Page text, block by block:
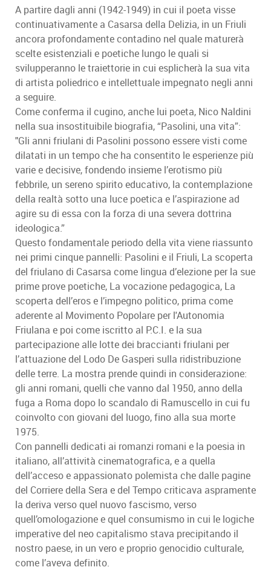
A partire dagli anni (1942-1949) in cui il poeta visse
continuativamente a Casarsa della Delizia, in un Friuli
ancora profondamente contadino nel quale maturerà
scelte esistenziali e poetiche lungo le quali si
svilupperanno le traiettorie in cui esplicherà la sua vita
di artista poliedrico e intellettuale impegnato negli anni
a seguire.
Come conferma il cugino, anche lui poeta, Nico Naldini
nella sua insostituibile biografia, “Pasolini, una vita”:
"Gli anni friulani di Pasolini possono essere visti come
dilatati in un tempo che ha consentito le esperienze più
varie e decisive, fondendo insieme l’erotismo più
febbrile, un sereno spirito educativo, la contemplazione
della realtà sotto una luce poetica e l’aspirazione ad
agire su di essa con la forza di una severa dottrina
ideologica.”
Questo fondamentale periodo della vita viene riassunto
nei primi cinque pannelli: Pasolini e il Friuli, La scoperta
del friulano di Casarsa come lingua d’elezione per la sue
prime prove poetiche, La vocazione pedagogica, La
scoperta dell’eros e l’impegno politico, prima come
aderente al Movimento Popolare per l'Autonomia
Friulana e poi come iscritto al P.C.I. e la sua
partecipazione alle lotte dei braccianti friulani per
l’attuazione del Lodo De Gasperi sulla ridistribuzione
delle terre. La mostra prende quindi in considerazione:
gli anni romani, quelli che vanno dal 1950, anno della
fuga a Roma dopo lo scandalo di Ramuscello in cui fu
coinvolto con giovani del luogo, fino alla sua morte
1975.
Con pannelli dedicati ai romanzi romani e la poesia in
italiano, all’attività cinematografica, e a quella
dell’acceso e appassionato polemista che dalle pagine
del Corriere della Sera e del Tempo criticava aspramente
la deriva verso quel nuovo fascismo, verso
quell’omologazione e quel consumismo in cui le logiche
imperative del neo capitalismo stava precipitando il
nostro paese, in un vero e proprio genocidio culturale,
come l’aveva definito.